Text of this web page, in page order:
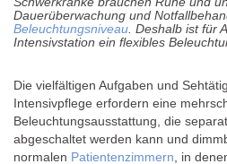
Dauerüberwachung und
Beleuchtungsniveau. Deshalb ist für
Intensivstation ein flexibles
Die vielfältigen Aufgaben und
Intensivpflege erfordern eine
Beleuchtungsausstattung, die
abgeschaltet werden kann und
normalen Patientenzimmern, in